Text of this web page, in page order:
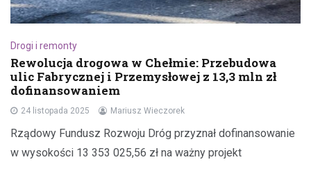
Drogi i remonty
Rewolucja drogowa w Chełmie: Przebudowa
ulic Fabrycznej i Przemysłowej z 13,3 mln zł
dofinansowaniem
24 listopada 2025 Mariusz Wieczorek
Rządowy Fundusz Rozwoju Dróg przyznał dofinansowanie
w wysokości 13 353 025,56 zł na ważny projekt